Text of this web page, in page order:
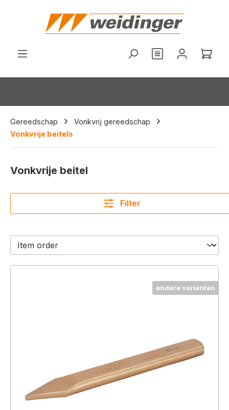
Je hebt 0 items
Gereedschap
Vonkvrij gereedschap
Vonkvrije beitels
Vonkvrije beitel
Filter
andere varianten